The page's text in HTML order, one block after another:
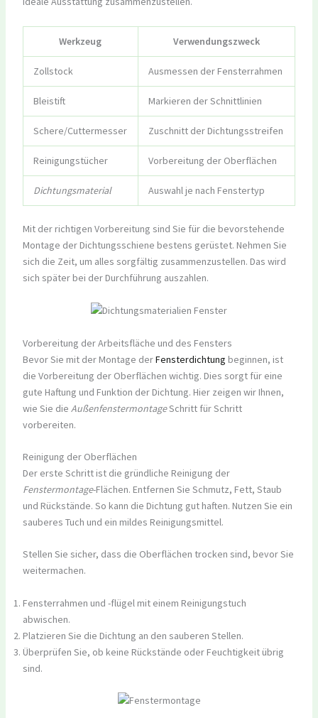
Werkzeug Verwendungszweck
Zollstock Ausmessen der Fensterrahmen
Bleistift Markieren der Schnittlinien
Schere/Cuttermesser Zuschnitt der Dichtungsstreifen
Reinigungstücher Vorbereitung der Oberflächen
Dichtungsmaterial Auswahl je nach Fenstertyp
Mit der richtigen Vorbereitung sind Sie für die bevorstehende
Montage der Dichtungsschiene bestens gerüstet. Nehmen Sie
sich die Zeit, um alles sorgfältig zusammenzustellen. Das wird
sich später bei der Durchführung auszahlen.
Vorbereitung der Arbeitsfläche und des Fensters
Bevor Sie mit der Montage derFensterdichtung beginnen, ist
die Vorbereitung der Oberflächen wichtig. Dies sorgt für eine
gute Haftung und Funktion der Dichtung. Hier zeigen wir Ihnen,
wie Sie die AußenfenstermontageSchritt für Schritt
vorbereiten.
Reinigung der Oberflächen
Der erste Schritt ist die gründliche Reinigung der
Fenstermontage-Flächen. Entfernen Sie Schmutz, Fett, Staub
und Rückstände. So kann die Dichtung gut haften. Nutzen Sie ein
sauberes Tuch und ein mildes Reinigungsmittel.
Stellen Sie sicher, dass die Oberflächen trocken sind, bevor Sie
weitermachen.
Fensterrahmen und -flügel mit einem Reinigungstuch
abwischen.
Platzieren Sie die Dichtung an den sauberen Stellen.
Überprüfen Sie, ob keine Rückstände oder Feuchtigkeit übrig
sind.